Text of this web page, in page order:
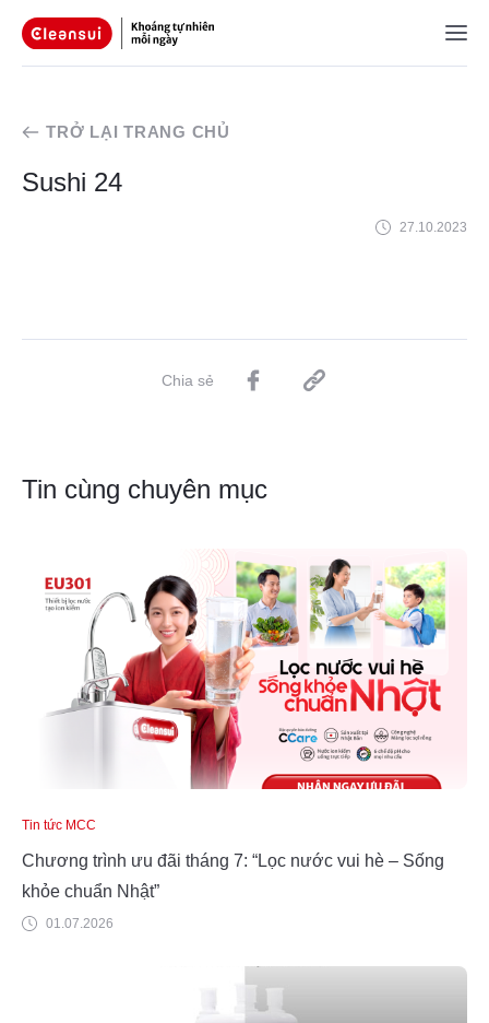
TRỞ LẠI TRANG CHỦ
Sushi 24
27.10.2023
Chia sẻ
Tin cùng chuyên mục
Tin tức MCC
Chương trình ưu đãi tháng 7: “Lọc nước vui hè – Sống
khỏe chuẩn Nhật”
01.07.2026